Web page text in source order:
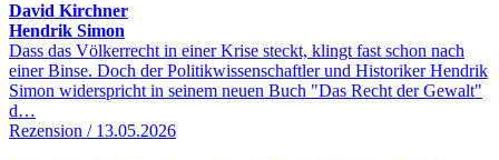
David Kirchner
Hendrik Simon
Dass das Völkerrecht in einer Krise steckt, klingt fast schon nach
einer Binse. Doch der Politikwissenschaftler und Historiker Hendrik
Simon widerspricht in seinem neuen Buch "Das Recht der Gewalt"
d…
Rezension / 13.05.2026